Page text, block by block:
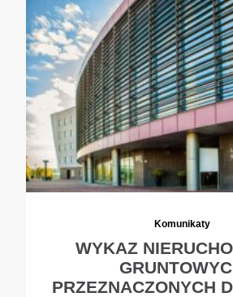
Komunikaty
WYKAZ
PRZEZNACZONYCH